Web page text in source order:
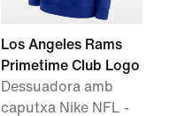
Los Angeles Rams
Primetime Club Logo
Dessuadora amb
caputxa Nike NFL -